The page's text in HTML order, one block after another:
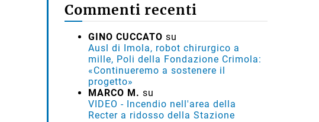
Commenti recenti
GINO CUCCATO su
Ausl di Imola, robot chirurgico a
mille, Poli della Fondazione Crimola:
«Continueremo a sostenere il
progetto»
MARCO M. su
VIDEO - Incendio nell'area della
Recter a ridosso della Stazione